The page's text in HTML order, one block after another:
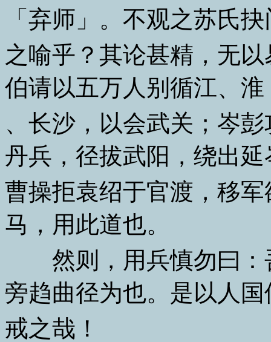
「弃师」。不观之苏氏
之喻乎？其论甚精，无
伯请以五万人别循江、
、长沙，以会武关；岑
丹兵，径拔武阳，绕出
曹操拒袁绍于官渡，移
马，用此道也。
然则，用兵慎勿曰：
旁趋曲径为也。是以人
戒之哉！